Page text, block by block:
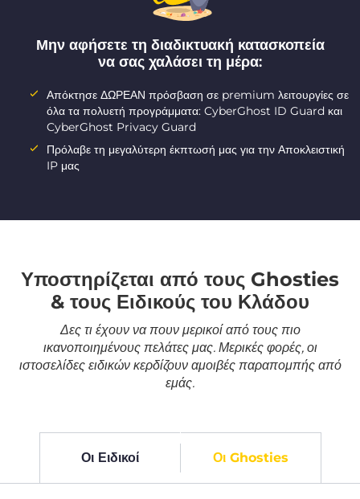
Μην αφήσετε τη διαδικτυακή κατασκοπεία
να σας χαλάσει τη μέρα:
Απόκτησε ΔΩΡΕΑΝ πρόσβαση σε premium λειτουργίες σε
όλα τα πολυετή προγράμματα: CyberGhost ID Guard και
CyberGhost Privacy Guard
Πρόλαβε τη μεγαλύτερη έκπτωσή μας για την Αποκλειστική
IP μας
Υποστηρίζεται από τους Ghosties
& τους Ειδικούς του Κλάδου
Δες τι έχουν να πουν μερικοί από τους πιο
ικανοποιημένους πελάτες μας. Μερικές φορές, οι
ιστοσελίδες ειδικών κερδίζουν αμοιβές παραπομπής από
εμάς.
Οι Ειδικοί Οι Ghosties